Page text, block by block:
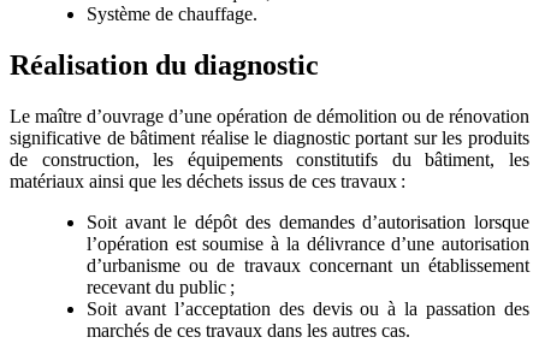
Système de chauffage.
Réalisation du diagnostic
Le maître d’ouvrage d’une opération de démolition ou de rénovation
significative de bâtiment réalise le diagnostic portant sur les produits
de construction, les équipements constitutifs du bâtiment, les
matériaux ainsi que les déchets issus de ces travaux :
Soit avant le dépôt des demandes d’autorisation lorsque
l’opération est soumise à la délivrance d’une autorisation
d’urbanisme ou de travaux concernant un établissement
recevant du public ;
Soit avant l’acceptation des devis ou à la passation des
marchés de ces travaux dans les autres cas.